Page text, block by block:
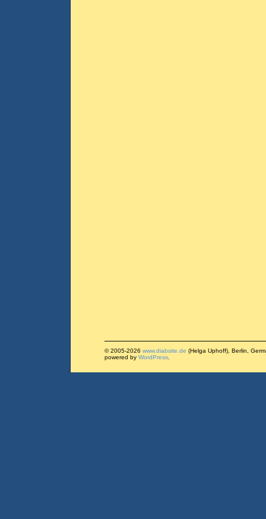
© 2005-2026 www.diabsite.de (Helga Uphoff), Berlin,
powered by WordPress.